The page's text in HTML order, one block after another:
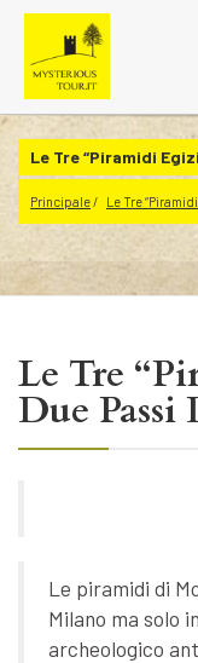
Le Tre “Piramidi
Principale Le Tre
Le Tre
Due
Le piramidi di
Milano ma solo
archeologico